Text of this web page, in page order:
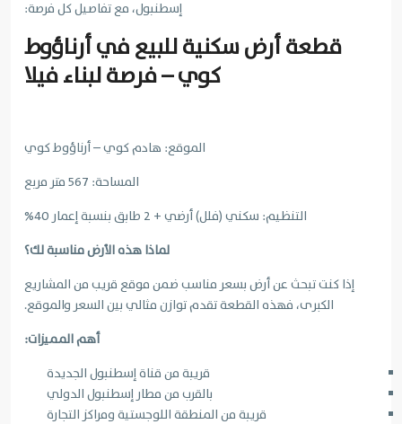
إسطنبول، مع تفاصيل كل فرصة:
قطعة أرض سكنية للبيع في أرناؤوط
كوي – فرصة لبناء فيلا
الموقع: هادم كوي – أرناؤوط كوي
المساحة: 567 متر مربع
التنظيم: سكني (فلل) أرضي + 2 طابق بنسبة إعمار 40%
لماذا هذه الأرض مناسبة لك؟
إذا كنت تبحث عن أرض بسعر مناسب ضمن موقع قريب من المشاريع
الكبرى، فهذه القطعة تقدم توازن مثالي بين السعر والموقع.
أهم المميزات:
قريبة من قناة إسطنبول الجديدة
بالقرب من مطار إسطنبول الدولي
قريبة من المنطقة اللوجستية ومراكز التجارة